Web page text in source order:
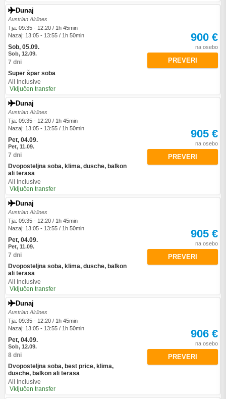
Dunaj
Austrian Airlines
Tja: 09:35 - 12:20 / 1h 45min
Nazaj: 13:05 - 13:55 / 1h 50min
Sob, 05.09.
Sob, 12.09.
7 dni
Super špar soba
All Inclusive
Vključen transfer
900 €
na osebo
PREVERI
Dunaj
Austrian Airlines
Tja: 09:35 - 12:20 / 1h 45min
Nazaj: 13:05 - 13:55 / 1h 50min
Pet, 04.09.
Pet, 11.09.
7 dni
Dvoposteljna soba, klima, dusche, balkon
ali terasa
All Inclusive
Vključen transfer
905 €
na osebo
PREVERI
Dunaj
Austrian Airlines
Tja: 09:35 - 12:20 / 1h 45min
Nazaj: 13:05 - 13:55 / 1h 50min
Pet, 04.09.
Pet, 11.09.
7 dni
Dvoposteljna soba, klima, dusche, balkon
ali terasa
All Inclusive
Vključen transfer
905 €
na osebo
PREVERI
Dunaj
Austrian Airlines
Tja: 09:35 - 12:20 / 1h 45min
Nazaj: 13:05 - 13:55 / 1h 50min
Pet, 04.09.
Sob, 12.09.
8 dni
Dvoposteljna soba, best price, klima,
dusche, balkon ali terasa
All Inclusive
Vključen transfer
906 €
na osebo
PREVERI